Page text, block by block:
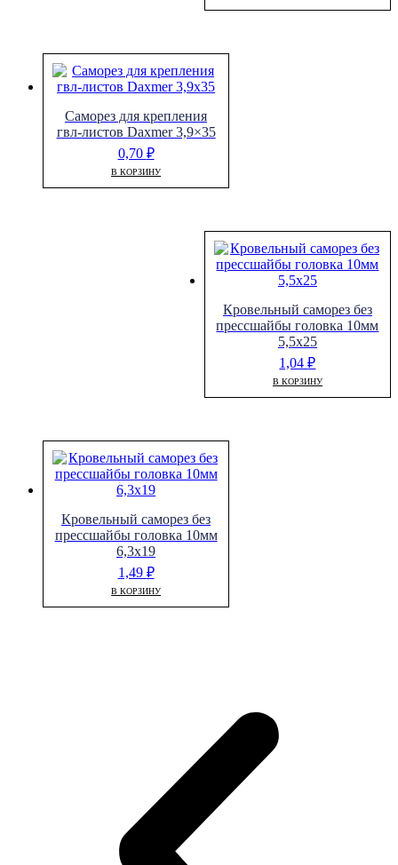
Cаморез для крепления
гвл-листов Daxmer 3,9×35
0,70 ₽
В КОРЗИНУ
Кровельный саморез без
прессшайбы головка 10мм
5,5х25
1,04₽
В КОРЗИНУ
Кровельный саморез без
прессшайбы головка 10мм
6,3х19
1,49 ₽
В КОРЗИНУ